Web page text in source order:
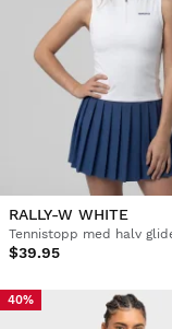
RALLY-W WHITE
$39.95
40%